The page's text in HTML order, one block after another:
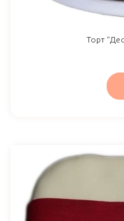
Торт